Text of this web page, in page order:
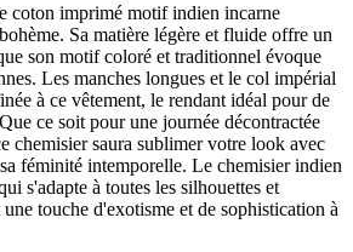
coton imprimé motif indien incarne
Sa matière légère et fluide offre un
son motif coloré et traditionnel évoque
Les manches longues et le col impérial
à ce vêtement, le rendant idéal pour de
ce soit pour une journée décontractée
chemisier saura sublimer votre look avec
féminité intemporelle. Le chemisier indien
s'adapte à toutes les silhouettes et
touche d'exotisme et de sophistication à